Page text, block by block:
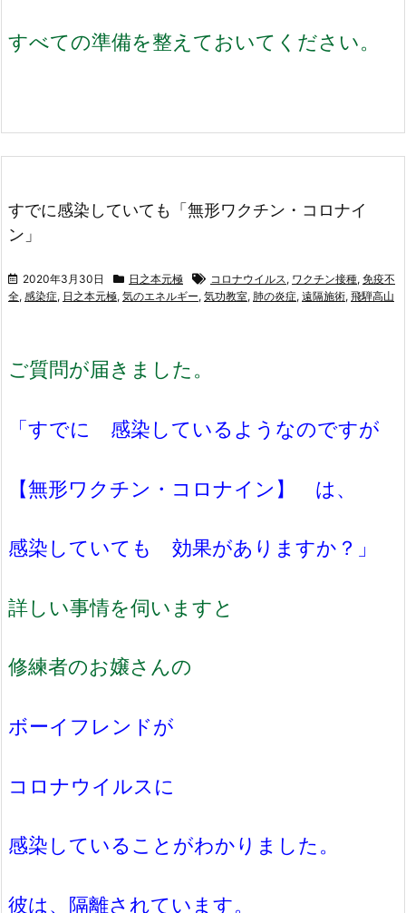
すべての準備を整えておいてください。
すでに感染していても「無形ワクチン・コロナイ
ン」
2020年3月30日 日之本元極 コロナウイルス, ワクチン接種, 免疫不
全, 感染症, 日之本元極, 気のエネルギー, 気功教室, 肺の炎症, 遠隔施術, 飛騨高山
ご質問が届きました。
「すでに 感染しているようなのですが
【無形ワクチン・コロナイン】 は、
感染していても 効果がありますか？」
詳しい事情を伺いますと
修練者のお嬢さんの
ボーイフレンドが
コロナウイルスに
感染していることがわかりました。
彼は、隔離されています。